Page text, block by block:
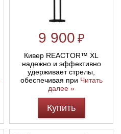
9 900 ₽
Кивер REACTOR™ XL
надежно и эффективно
удерживает стрелы,
обеспечивая при Читать
далее »
Купить